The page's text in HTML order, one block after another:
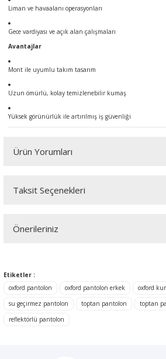
Liman ve havaalanı operasyonları
Gece vardiyası ve açık alan çalışmaları
Avantajlar
Mont ile uyumlu takım tasarım
Uzun ömürlü, kolay temizlenebilir kumaş
Yüksek görünürlük ile artırılmış iş güvenliği
Ürün Yorumları
Bu ürüne ilk yorumu siz
Taksit Seçenekleri
Önerileriniz
tarafımıza iletebilirsiniz.
Görüş ve önerileriniz için teşekkür ederiz.
Ürün resmi kalitesiz, bozuk veya
Etiketler :
oxford pantolon
oxford pantolon erkek oxford
su geçirmez pantolon
toptan pantolon
toptan
reflektörlü pantolon